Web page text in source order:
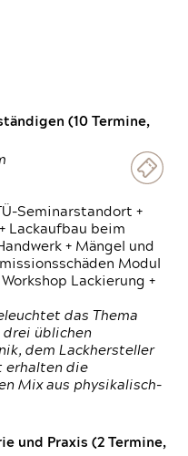
(10 Termine,
Seminarstandort +
Lackaufbau beim
+ Mängel und
Modul
Workshop Lackierung +
das Thema
drei üblichen
dem Lackhersteller
erhalten die
Mix aus physikalisch-
und Praxis (2 Termine,